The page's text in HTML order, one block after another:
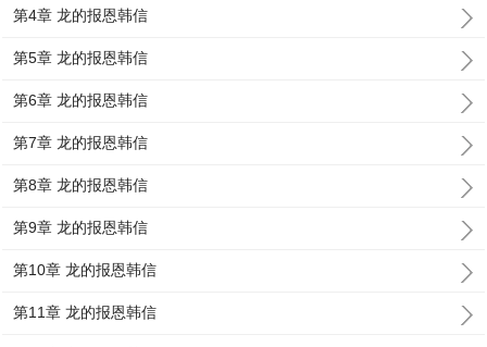
第4章 龙的报恩韩信
第5章 龙的报恩韩信
第6章 龙的报恩韩信
第7章 龙的报恩韩信
第8章 龙的报恩韩信
第9章 龙的报恩韩信
第10章 龙的报恩韩信
第11章 龙的报恩韩信